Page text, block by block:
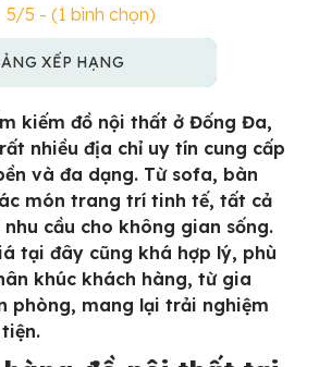
5/5 - (1 bình chọn)
XẾP HẠNG
kiếm đồ nội thất ở Đống Đa,
nhiều địa chỉ uy tín cung cấp
và đa dạng. Từ sofa, bàn
món trang trí tinh tế, tất cả
cầu cho không gian sống.
tại đây cũng khá hợp lý, phù
khúc khách hàng, từ gia
phòng, mang lại trải nghiệm